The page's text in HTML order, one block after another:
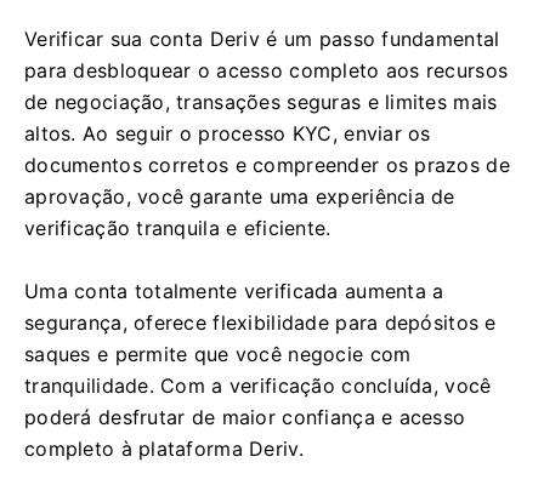
Verificar sua conta Deriv é um passo fundamental
para desbloquear o acesso completo aos recursos
de negociação, transações seguras e limites mais
altos. Ao seguir o processo KYC, enviar os
documentos corretos e compreender os prazos de
aprovação, você garante uma experiência de
verificação tranquila e eficiente.
Uma conta totalmente verificada aumenta a
segurança, oferece flexibilidade para depósitos e
saques e permite que você negocie com
tranquilidade. Com a verificação concluída, você
poderá desfrutar de maior confiança e acesso
completo à plataforma Deriv.